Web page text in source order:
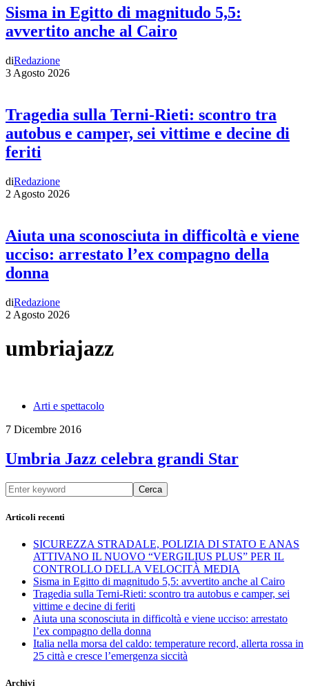
Sisma in Egitto di magnitudo 5,5:
avvertito anche al Cairo
diRedazione
3 Agosto 2026
Tragedia sulla Terni-Rieti: scontro tra
autobus e camper, sei vittime e decine di
feriti
diRedazione
2 Agosto 2026
Aiuta una sconosciuta in difficoltà e viene
ucciso: arrestato l’ex compagno della
donna
diRedazione
2 Agosto 2026
umbriajazz
Arti e spettacolo
7 Dicembre 2016
Umbria Jazz celebra grandi Star
Cerca
Articoli recenti
SICUREZZA STRADALE, POLIZIA DI STATO E ANAS
ATTIVANO IL NUOVO “VERGILIUS PLUS” PER IL
CONTROLLO DELLA VELOCITÀ MEDIA
Sisma in Egitto di magnitudo 5,5: avvertito anche al Cairo
Tragedia sulla Terni-Rieti: scontro tra autobus e camper, sei
vittime e decine di feriti
Aiuta una sconosciuta in difficoltà e viene ucciso: arrestato
l’ex compagno della donna
Italia nella morsa del caldo: temperature record, allerta rossa in
25 città e cresce l’emergenza siccità
Archivi